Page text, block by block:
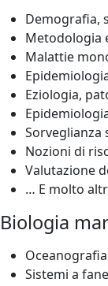
Demografia,
Metodologia
Malattie
Eziologia,
Sorveglianza
Nozioni di
Valutazione
… E molto
Biologia
Sistemi a